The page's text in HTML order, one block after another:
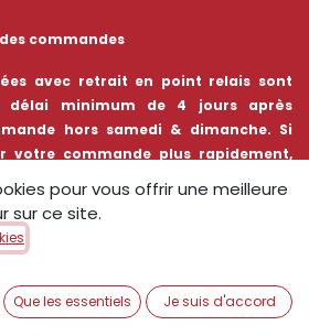
commandes​
avec retrait en point relais sont
délai minimum de 4 jours après
hors samedi & dimanche. Si
votre commande plus rapidement,
sa disponibilité.
pour vous offrir une meilleure
sur ce site.
Que les essentiels Je suis d'accord